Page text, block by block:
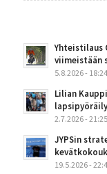
Yhteistilaus
viimeistään
5.8.2026 - 18:24
Lilian
2.7.2026 - 21:25
JYPSin
19.5.2026 -